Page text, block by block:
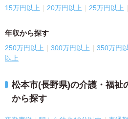
15万円以上 20万円以上 25万円以上
年収から探す
250万円以上 300万円以上 350万円
以上
松本市(長野県)の介護・福祉
から探す